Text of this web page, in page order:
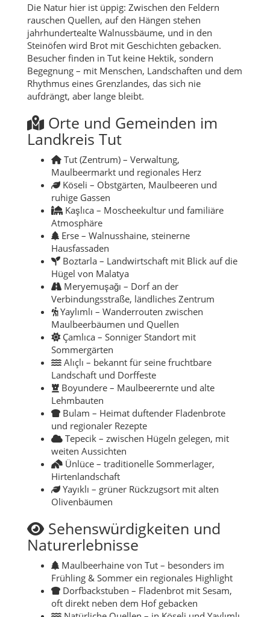
Die Natur hier ist üppig: Zwischen den Feldern
rauschen Quellen, auf den Hängen stehen
jahrhundertealte Walnussbäume, und in den
Steinöfen wird Brot mit Geschichten gebacken.
Besucher finden in Tut keine Hektik, sondern
Begegnung – mit Menschen, Landschaften und dem
Rhythmus eines Grenzlandes, das sich nie
aufdrängt, aber lange bleibt.
Orte und Gemeinden im
Landkreis Tut
Tut (Zentrum) – Verwaltung,
Maulbeermarkt und regionales Herz
Köseli – Obstgärten, Maulbeeren und
ruhige Gassen
Kaşlıca – Moscheekultur und familiäre
Atmosphäre
Erse – Walnusshaine, steinerne
Hausfassaden
Boztarla – Landwirtschaft mit Blick auf die
Hügel von Malatya
Meryemuşağı – Dorf an der
Verbindungsstraße, ländliches Zentrum
Yaylımlı – Wanderrouten zwischen
Maulbeerbäumen und Quellen
Çamlıca – Sonniger Standort mit
Sommergärten
Alıçlı – bekannt für seine fruchtbare
Landschaft und Dorffeste
Boyundere – Maulbeerernte und alte
Lehmbauten
Bulam – Heimat duftender Fladenbrote
und regionaler Rezepte
Tepecik – zwischen Hügeln gelegen, mit
weiten Aussichten
Ünlüce – traditionelle Sommerlager,
Hirtenlandschaft
Yayıklı – grüner Rückzugsort mit alten
Olivenbäumen
Sehenswürdigkeiten und
Naturerlebnisse
Maulbeerhaine von Tut – besonders im
Frühling & Sommer ein regionales Highlight
Dorfbackstuben – Fladenbrot mit Sesam,
oft direkt neben dem Hof gebacken